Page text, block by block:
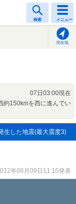
検索 メニュー
現在地
07日03:00現在
約150kmを西に進んでい
生した地震(最大震度3)
年06月09日11:10発表